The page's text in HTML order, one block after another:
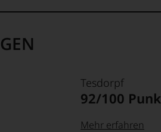
Tesdorpf
92/100
Mehr erfahren